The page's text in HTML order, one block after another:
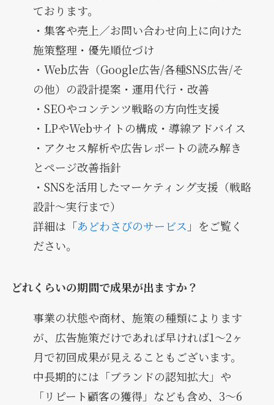
ております。
・集客や売上／お問い合わせ向上に向けた
施策整理・優先順位づけ
・Web広告（Google広告/各種SNS広告/そ
の他）の設計提案・運用代行・改善
・SEOやコンテンツ戦略の方向性支援
・LPやWebサイトの構成・導線アドバイス
・アクセス解析や広告レポートの読み解き
とページ改善指針
・SNSを活用したマーケティング支援（戦略
設計〜実行まで）
詳細は「あどわさびのサービス 」をご覧く
ださい。
どれくらいの期間で成果が出ますか？
事業の状態や商材、施策の種類によります
が、広告施策だけであれば早ければ1〜2ヶ
月で初回成果が見えることもございます。
中長期的には「ブランドの認知拡大」や
「リピート顧客の獲得」なども含め、3〜6